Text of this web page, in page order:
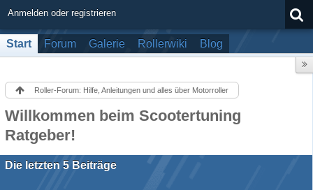
Anmelden oder registrieren
Start Forum Galerie Rollerwiki Blog
Roller-Forum: Hilfe, Anleitungen und alles über Motorroller
Willkommen beim Scootertuning
Ratgeber!
Die letzten 5 Beiträge